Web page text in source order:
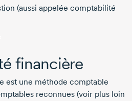
(aussi appelée comptabilité
financière
est une méthode comptable
reconnues (voir plus loin